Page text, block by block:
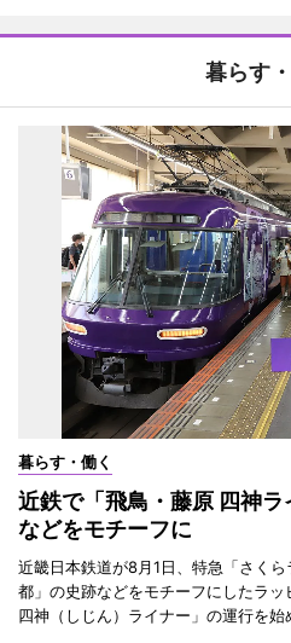
暮らす
暮らす・働く
近鉄で「飛鳥・藤原 四神
などをモチーフに
近畿日本鉄道が8月1日、特急「さく
都」の史跡などをモチーフにしたラ
四神（しじん）ライナー」の運行を始